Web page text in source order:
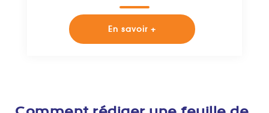
En savoir +